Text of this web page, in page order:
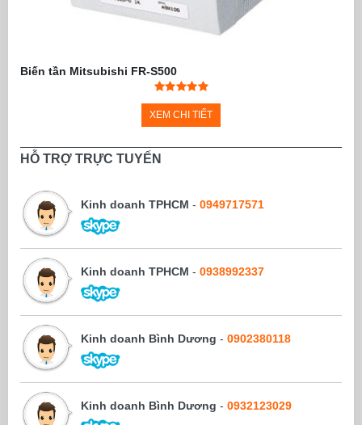
Biến tần Mitsubishi FR-S500
XEM CHI TIẾT
HỖ TRỢ TRỰC TUYẾN
Kinh doanh TPHCM - 0949717571
Kinh doanh TPHCM - 0938992337
Kinh doanh Bình Dương - 0902380118
Kinh doanh Bình Dương - 0932123029